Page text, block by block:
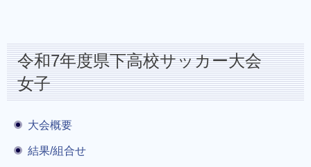
令和7年度県下高校サッカー大会
女子
大会概要
結果/組合せ